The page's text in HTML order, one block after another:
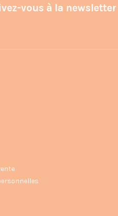
vous à la newsletter